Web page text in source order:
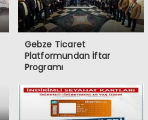
Gebze Ticaret
Platformundan İftar
Programı